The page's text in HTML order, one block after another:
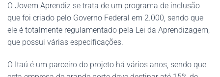
O Jovem Aprendiz se trata de um programa de inclusão
que foi criado pelo Governo Federal em 2.000, sendo que
ele é totalmente regulamentado pela Lei da Aprendizagem,
que possui várias especificações.
O Itaú é um parceiro do projeto há vários anos, sendo que